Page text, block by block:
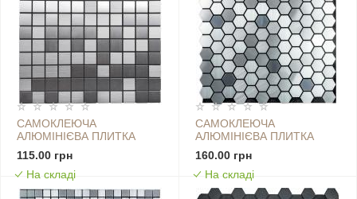
САМОКЛЕЮЧА
АЛЮМІНІЄВА ПЛИТКА
300Х300Х3ММ СРІБНА
МОЗАЇКА SW-00001167
115.00 грн
На складі
САМОКЛЕЮЧА
АЛЮМІНІЄВА ПЛИТКА
300Х300Х3ММ СРІБНА
МОЗАЇКА ІЗ
ДЗЕРКАЛЬНИМИ
ВСТАВКАМИ SW-00001928
160.00 грн
На складі